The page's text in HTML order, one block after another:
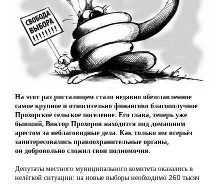
На этот раз ристалищем стало недавно обезглавленное
самое крупное и относительно финансово благополучное
Прохорское сельское поселение. Его глава, теперь уже
бывший, Виктор Прохоров находится под домашним
арестом за неблаговидные дела. Как только им всерьёз
заинтересовались правоохранительные органы,
он добровольно сложил свои полномочия.
Депутаты местного муниципального комитета оказались в
нелёгкой ситуации: на новые выборы необходимо 260 тысяч